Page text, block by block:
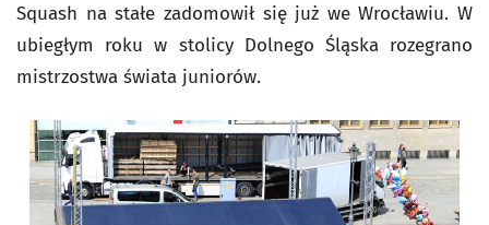
Squash na stałe zadomowił się już we Wrocławiu. W
ubiegłym roku w stolicy Dolnego Śląska rozegrano
mistrzostwa świata juniorów.